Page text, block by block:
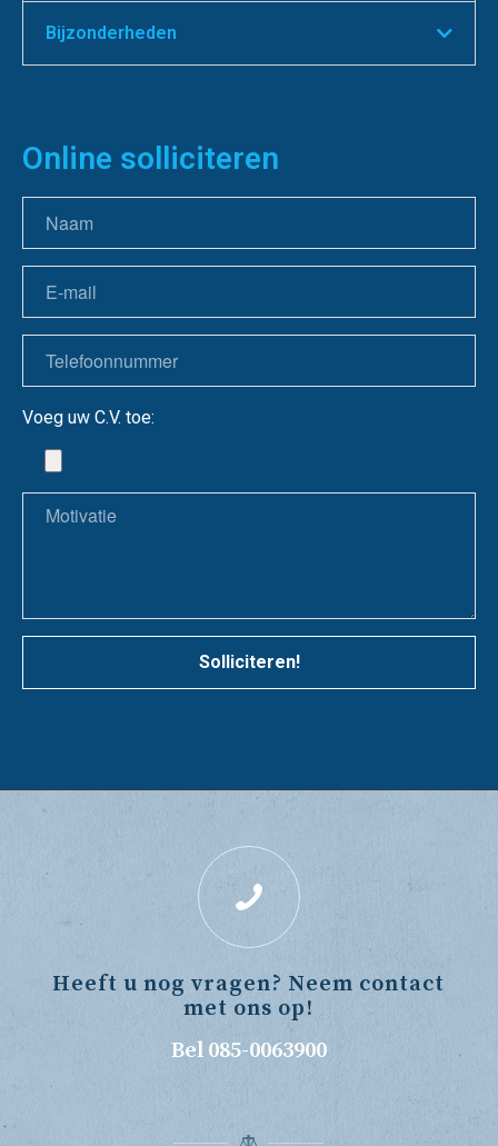
Bijzonderheden
Online solliciteren
Voeg uw C.V. toe:
Solliciteren!
Heeft u nog vragen? Neem contact
met ons op!
Bel 085-0063900